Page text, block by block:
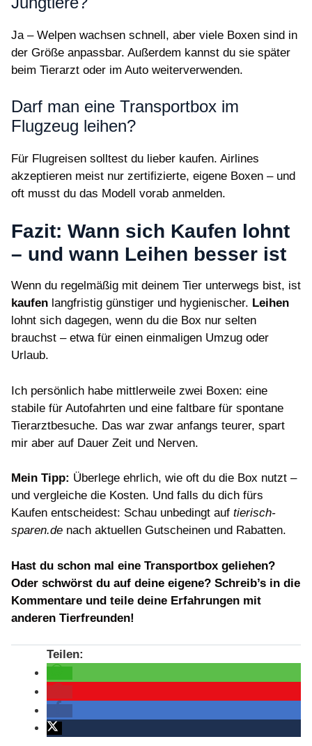
Ja – Welpen wachsen schnell, aber viele Boxen sind in
der Größe anpassbar. Außerdem kannst du sie später
beim Tierarzt oder im Auto weiterverwenden.
Darf man eine Transportbox im
Flugzeug leihen?
Für Flugreisen solltest du lieber kaufen. Airlines
akzeptieren meist nur zertifizierte, eigene Boxen – und
oft musst du das Modell vorab anmelden.
Fazit: Wann sich Kaufen lohnt
– und wann Leihen besser ist
Wenn du regelmäßig mit deinem Tier unterwegs bist, ist
kaufen langfristig günstiger und hygienischer. Leihen
lohnt sich dagegen, wenn du die Box nur selten
brauchst – etwa für einen einmaligen Umzug oder
Urlaub.
Ich persönlich habe mittlerweile zwei Boxen: eine
stabile für Autofahrten und eine faltbare für spontane
Tierarztbesuche. Das war zwar anfangs teurer, spart
mir aber auf Dauer Zeit und Nerven.
Mein Tipp: Überlege ehrlich, wie oft du die Box nutzt –
und vergleiche die Kosten. Und falls du dich fürs
Kaufen entscheidest: Schau unbedingt auf tierisch-
sparen.de nach aktuellen Gutscheinen und Rabatten.
Hast du schon mal eine Transportbox geliehen?
Oder schwörst du auf deine eigene? Schreib’s in die
Kommentare und teile deine Erfahrungen mit
anderen Tierfreunden!